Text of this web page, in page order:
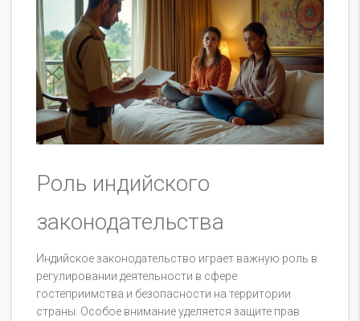
Роль индийского
законодательства
Индийское законодательство играет важную роль в
регулировании деятельности в сфере
гостеприимства и безопасности на территории
страны. Особое внимание уделяется защите прав